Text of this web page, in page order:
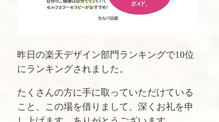
昨日の楽天デザイン部門ランキングで10位
にランキングされました。
たくさんの方に手に取っていただけている
こと、この場を借りまして、深くお礼を申